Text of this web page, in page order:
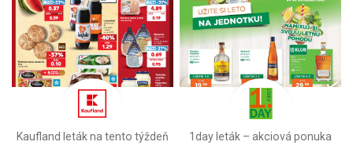
Kaufland leták na tento týždeň 1day leták – akciová ponuka